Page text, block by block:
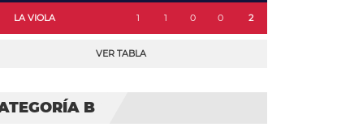
LA VIOLA 1 1 0 0 2
VER TABLA
B